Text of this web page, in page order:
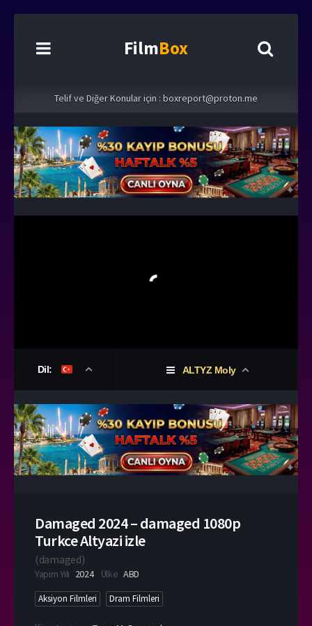
FilmBox
Telif ve Diğer Konular için : boxreport@proton.me
Dil: ALTYZ Moly
Damaged 2024 – damaged 1080p
Turkce Altyazi izle
(damaged)
Yapım Yılı 2024 Ülke ABD
Aksiyon Filmleri Dram Filmleri